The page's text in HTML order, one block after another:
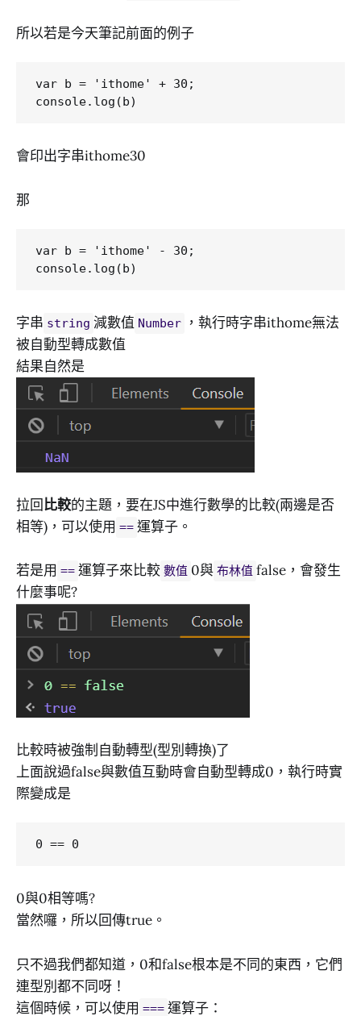
所以若是今天筆記前面的例子
var b = 'ithome' + 30;
會印出字串ithome30
那
var b = 'ithome' - 30;
字串 string 減數值 Number ，執行時字串ithome無法
被自動型轉成數值
結果自然是
拉回比較的主題，要在JS中進行數學的比較(兩邊是否
相等)，可以使用 == 運算子。
若是用 == 運算子來比較 數值 0與 布林值 false，會發生
什麼事呢?
比較時被強制自動轉型(型別轉換)了
上面說過false與數值互動時會自動型轉成0，執行時實
際變成是
0與0相等嗎?
當然囉，所以回傳true。
只不過我們都知道，0和false根本是不同的東西，它們
連型別都不同呀！
這個時候，可以使用 === 運算子：